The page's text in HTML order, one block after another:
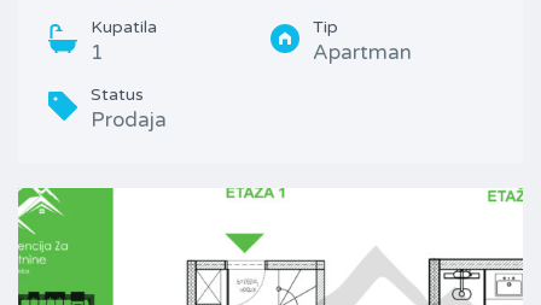
Kupatila
1
Tip
Apartman
Status
Prodaja